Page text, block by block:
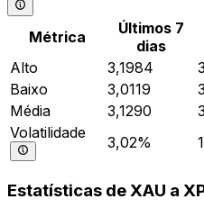
Métrica
Últimos 7
dias
Alto
3,1984
Baixo
3,0119
Média
3,1290
Volatilidade
3,02%
Estatísticas de XAU a